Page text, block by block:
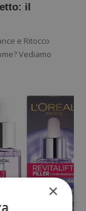
il
e Ritocco
Vediamo
×